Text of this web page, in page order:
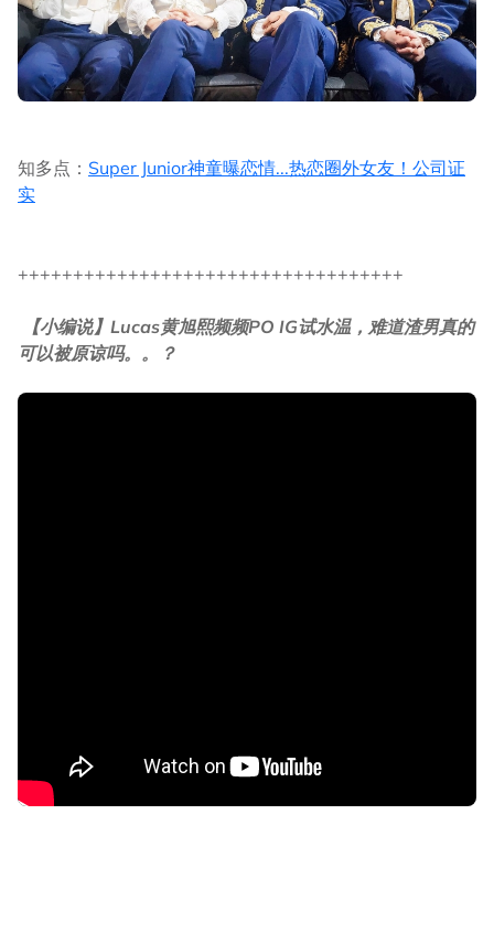
知多点： Super Junior神童曝恋情...热恋圈外女友！公司证
实
+++++++++++++++++++++++++++++++++++
【小编说】Lucas黄旭熙频频PO IG试水温，难道渣男真的
可以被原谅吗。。？